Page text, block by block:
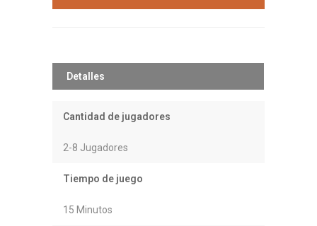
Detalles
Cantidad de jugadores
2-8 Jugadores
Tiempo de juego
15 Minutos